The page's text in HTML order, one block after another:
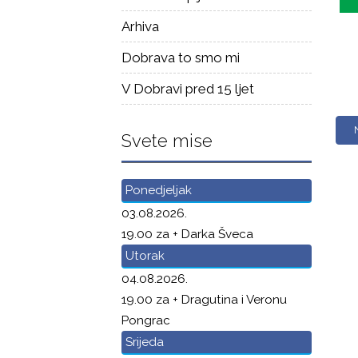
Arhiva
Dobrava to smo mi
V Dobravi pred 15 ljet
Svete mise
Ponedjeljak
03.08.2026.
19.00 za + Darka Šveca
Utorak
04.08.2026.
19.00 za + Dragutina i Veronu
Pongrac
Srijeda